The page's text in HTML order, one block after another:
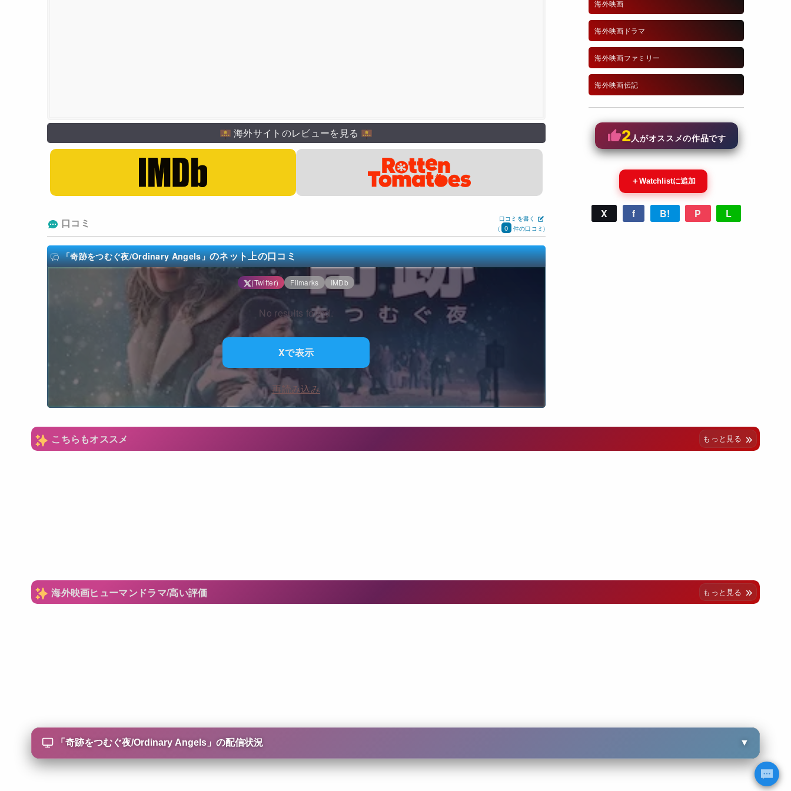
海外サイトのレビューを見る
口コミ
口コミを書く
(
0 件の口コミ)
「奇跡をつむぐ夜/Ordinary Angels」のネット上の口コミ
(Twitter) Filmarks IMDb
No results found.
Xで表示
再読み込み
海外映画
海外映画ドラマ
海外映画ファミリー
海外映画伝記
2人がオススメの作品です
＋Watchlistに追加
X f B! P L
こちらもオススメ もっと見る
海外映画ヒューマンドラマ/高い評価 もっと見る
「 奇跡をつむぐ夜/Ordinary Angels」の配信状況 ▼